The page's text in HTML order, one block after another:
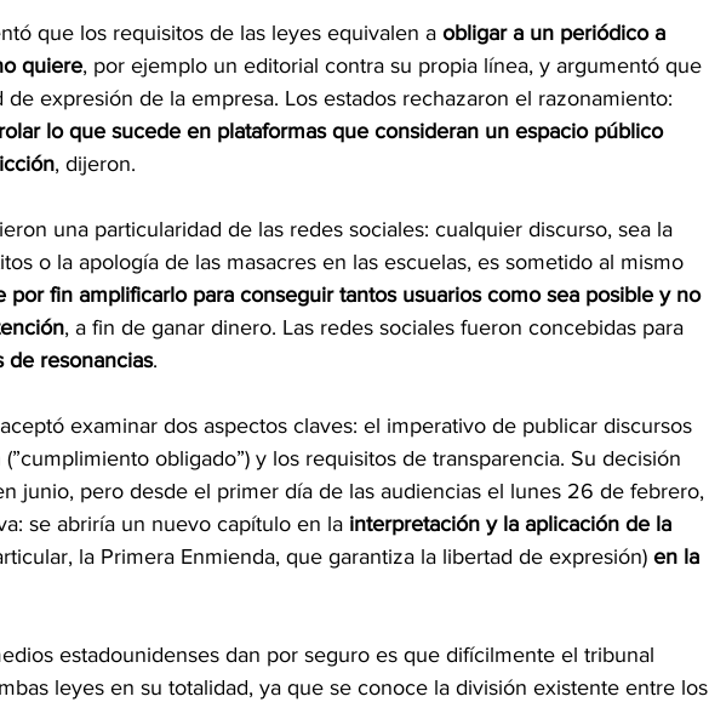
que los requisitos de las leyes equivalen a obligar a un periódico a
quiere, por ejemplo un editorial contra su propia línea, y argumentó que
de expresión de la empresa. Los estados rechazaron el razonamiento:
lo que sucede en plataformas que consideran un espacio público
, dijeron.
una particularidad de las redes sociales: cualquier discurso, sea la
o la apología de las masacres en las escuelas, es sometido al mismo
por fin amplificarlo para conseguir tantos usuarios como sea posible y no
, a fin de ganar dinero. Las redes sociales fueron concebidas para
de resonancias.
examinar dos aspectos claves: el imperativo de publicar discursos
obligado”) y los requisitos de transparencia. Su decisión
junio, pero desde el primer día de las audiencias el lunes 26 de febrero,
se abriría un nuevo capítulo en la interpretación y la aplicación de la
la Primera Enmienda, que garantiza la libertad de expresión) en la
estadounidenses dan por seguro es que difícilmente el tribunal
leyes en su totalidad, ya que se conoce la división existente entre los